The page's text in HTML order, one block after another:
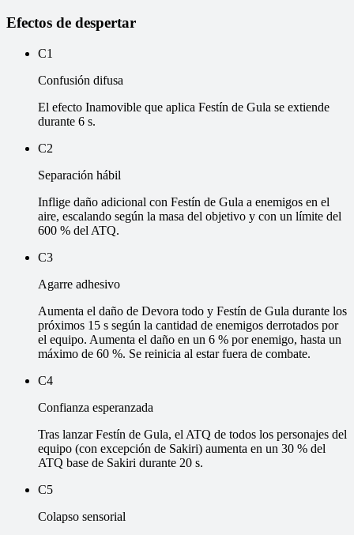
Efectos de despertar
C1
Confusión difusa
El efecto Inamovible que aplica Festín de Gula se extiende
durante 6 s.
C2
Separación hábil
Inflige daño adicional con Festín de Gula a enemigos en el
aire, escalando según la masa del objetivo y con un límite del
600 % del ATQ.
C3
Agarre adhesivo
Aumenta el daño de Devora todo y Festín de Gula durante los
próximos 15 s según la cantidad de enemigos derrotados por
el equipo. Aumenta el daño en un 6 % por enemigo, hasta un
máximo de 60 %. Se reinicia al estar fuera de combate.
C4
Confianza esperanzada
Tras lanzar Festín de Gula, el ATQ de todos los personajes del
equipo (con excepción de Sakiri) aumenta en un 30 % del
ATQ base de Sakiri durante 20 s.
C5
Colapso sensorial